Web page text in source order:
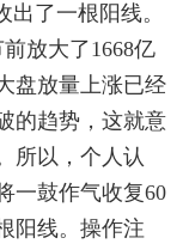
出了一根阳线。
放大了1668亿
盘放量上涨已经
的趋势，这就意
所以，个人认
一鼓作气收复60
阳线。操作注